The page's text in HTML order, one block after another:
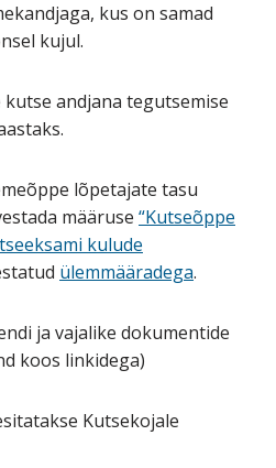
kus on samad
kujul.
andjana tegutsemise
lõpetajate tasu
määruse “Kutseõppe
kulude
ülemmääradega.
ja vajalike dokumentide
koos linkidega)
Kutsekojale